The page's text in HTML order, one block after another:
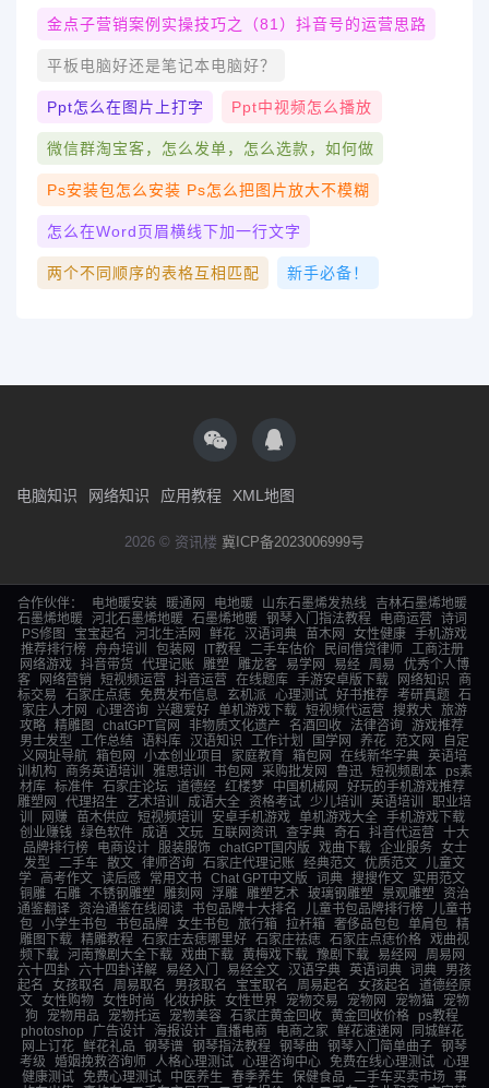
金点子营销案例实操技巧之（81）抖音号的运营思路
平板电脑好还是笔记本电脑好？
Ppt怎么在图片上打字 Ppt中视频怎么播放
微信群淘宝客，怎么发单，怎么选款，如何做
Ps安装包怎么安装 Ps怎么把图片放大不模糊
怎么在word页眉横线下加一行文字
两个不同顺序的表格互相匹配 新手必备！
电脑知识 网络知识 应用教程 XML地图
2026 © 资讯楼 冀ICP备2023006999号
合作伙伴： 电地暖安装 暖通网 电地暖 山东石墨烯发热线
吉林石墨烯地暖
石墨烯地暖
河北石墨烯地暖 石墨烯地暖 钢琴入门指法教程 电商运营
诗词
PS修图
宝宝起名 河北生活网 鲜花 汉语词典 苗木网 女性健康 手机游戏
推荐排行榜
舟舟培训 包装网 IT教程 二手车估价 民间借贷律师
工商注册
网络游戏 抖音带货 代理记账 雕塑 雕龙客 易学网 易经 周易
优秀个人博
客
网络营销 短视频运营 抖音运营 在线题库 手游安卓版下载 网络知识
商
标交易
石家庄点痣 免费发布信息 玄机派 心理测试 好书推荐 考研真题 石
家庄人才网
心理咨询 兴趣爱好 单机游戏下载 短视频代运营 搜救犬 旅游
攻略 精雕图 chatGPT官网 非物质文化遗产 名酒回收 法律咨询 游戏推荐
男士发型
工作总结 语料库 汉语知识 工作计划 国学网 养花 范文网
自定
义网址导航 箱包网 小本创业项目 家庭教育 箱包网 在线新华字典 英语培
训机构
商务英语培训 雅思培训 书包网 采购批发网 鲁迅 短视频剧本
ps素
材库
标准件 石家庄论坛 道德经 红楼梦 中国机械网
好玩的手机游戏推荐
雕塑网
代理招生 艺术培训 成语大全 资格考试 少儿培训 英语培训
职业培
训
网赚 苗木供应 短视频培训 安卓手机游戏 单机游戏大全
手机游戏下载
创业赚钱
绿色软件 成语 文玩 互联网资讯 查字典 奇石 抖音代运营 十大
品牌排行榜
电商设计 服装服饰 chatGPT国内版 戏曲下载 企业服务
女士
发型
二手车 散文 律师咨询 石家庄代理记账 经典范文 优质范文
儿童文
学 高考作文 读后感 常用文书 Chat GPT中文版 词典 搜搜作文
实用范文
铜雕 石雕 不锈钢雕塑 雕刻网 浮雕 雕塑艺术 玻璃钢雕塑 景观雕塑
资治
通鉴翻译
资治通鉴在线阅读 书包品牌十大排名 儿童书包品牌排行榜
儿童书
包 小学生书包 书包品牌 女生书包 旅行箱 拉杆箱 奢侈品包包 单肩包 精
雕图下载 精雕教程 石家庄去痣哪里好 石家庄祛痣 石家庄点痣价格 戏曲视
频下载
河南豫剧大全下载 戏曲下载 黄梅戏下载 豫剧下载 易经网
周易网
六十四卦
六十四卦详解 易经入门 易经全文 汉语字典 英语词典 词典
男孩
起名
女孩取名 周易取名 男孩取名 宝宝取名 周易起名 女孩起名
道德经原
文 女性购物 女性时尚 化妆护肤 女性世界 宠物交易 宠物网 宠物猫
宠物
狗
宠物用品 宠物托运 宠物美容 石家庄黄金回收 黄金回收价格
ps教程
photoshop
广告设计 海报设计 直播电商 电商之家 鲜花速递网
同城鲜花
网上订花 鲜花礼品 钢琴谱 钢琴指法教程 钢琴曲 钢琴入门简单曲子 钢琴
考级
婚姻挽救咨询师 人格心理测试 心理咨询中心 免费在线心理测试 心理
健康测试
免费心理测试 中医养生 春季养生 保健食品 二手车买卖市场
事